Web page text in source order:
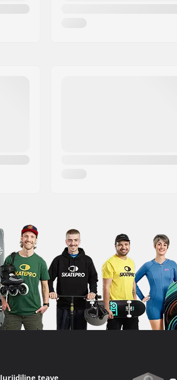
Juriidiline teave